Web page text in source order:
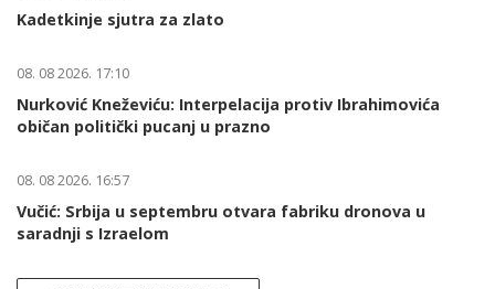
Kadetkinje sjutra za zlato
08. 08 2026. 17:10
Nurković Kneževiću: Interpelacija protiv Ibrahimovića
običan politički pucanj u prazno
08. 08 2026. 16:57
Vučić: Srbija u septembru otvara fabriku dronova u
saradnji s Izraelom